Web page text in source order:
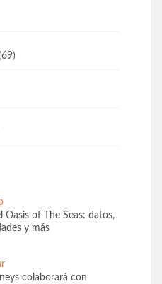
Oasis of The Seas: datos,
y más
colaborará con